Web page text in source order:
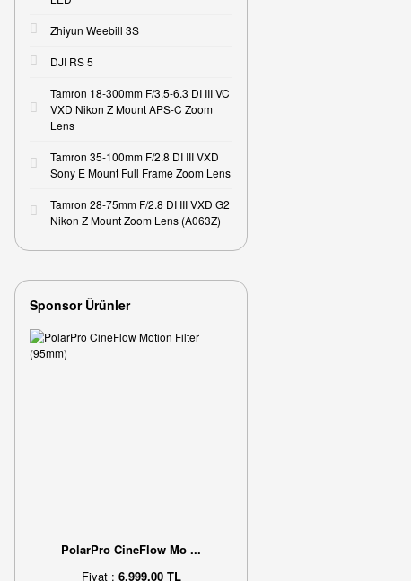
Zhiyun Weebill 3S
DJI RS 5
Tamron 18-300mm F/3.5-6.3 DI III VC
VXD Nikon Z Mount APS-C Zoom
Lens
Tamron 35-100mm F/2.8 DI III VXD
Sony E Mount Full Frame Zoom Lens
Tamron 28-75mm F/2.8 DI III VXD G2
Nikon Z Mount Zoom Lens (A063Z)
Sponsor Ürünler
PolarPro CineFlow Mo ...
Fiyat : 6.999,00 TL